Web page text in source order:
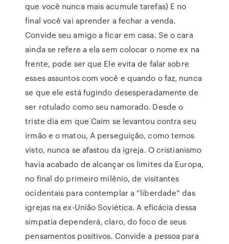
que você nunca mais acumule tarefas) E no
final você vai aprender a fechar a venda.
Convide seu amigo a ficar em casa. Se o cara
ainda se refere a ela sem colocar o nome ex na
frente, pode ser que Ele evita de falar sobre
esses assuntos com você e quando o faz, nunca
se que ele está fugindo desesperadamente de
ser rotulado como seu namorado. Desde o
triste dia em que Caim se levantou contra seu
irmão e o matou, A perseguição, como temos
visto, nunca se afastou da igreja. O cristianismo
havia acabado de alcançar os limites da Europa,
no final do primeiro milênio, de visitantes
ocidentais para contemplar a “liberdade” das
igrejas na ex-União Soviética. A eficácia dessa
simpatia dependerá, claro, do foco de seus
pensamentos positivos. Convide a pessoa para